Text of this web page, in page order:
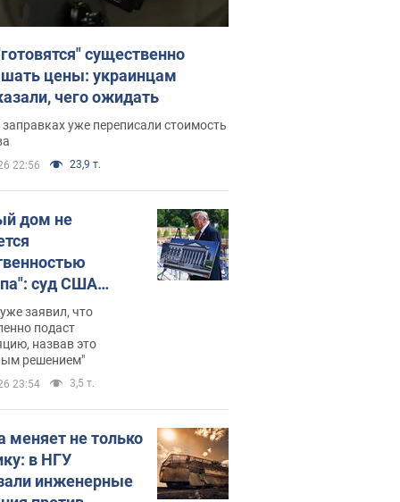
существенно
цены: украинцам
чего ожидать
уже переписали стоимость
22:56 23,9 т.
дом не
суд США
зала
400 млн
заявил, что
подаст
назвав это
решением"
23:54 3,5 т.
меняет не только
в НГУ
инженерные